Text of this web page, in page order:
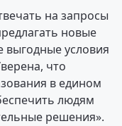
на запросы
новые
выгодные условия
что
в едином
людям
решения».